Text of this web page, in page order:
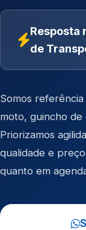
Resposta
de
Somos referência
moto, guincho de
Priorizamos
qualidade e
quanto em